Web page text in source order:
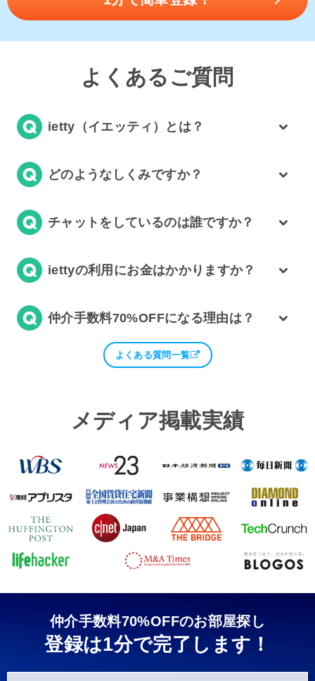
よくあるご質問
ietty（イエッティ）とは？
どのようなしくみですか？
チャットをしているのは誰ですか？
iettyの利用にお金はかかりますか？
仲介手数料70%OFFになる理由は？
よくある質問一覧
メディア掲載実績
仲介手数料70%OFFのお部屋探し
登録は1分で完了します！